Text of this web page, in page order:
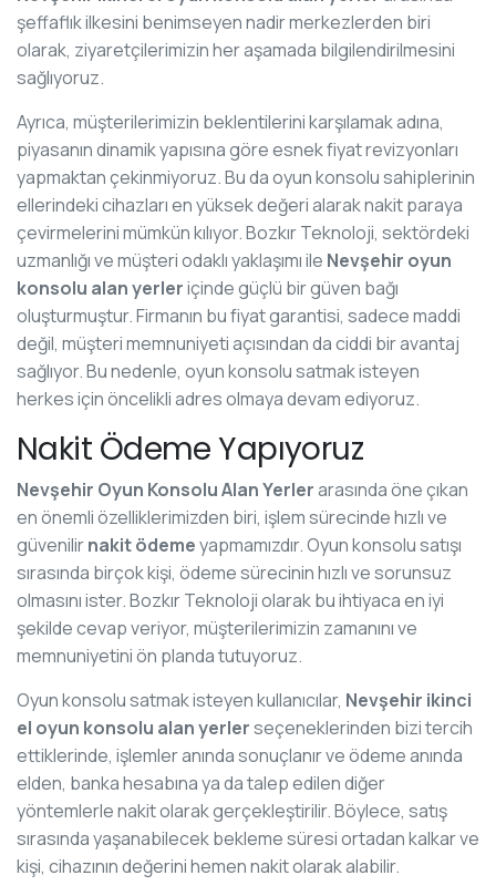
şeffaflık ilkesini benimseyen nadir merkezlerden biri
olarak, ziyaretçilerimizin her aşamada bilgilendirilmesini
sağlıyoruz.
Ayrıca, müşterilerimizin beklentilerini karşılamak adına,
piyasanın dinamik yapısına göre esnek fiyat revizyonları
yapmaktan çekinmiyoruz. Bu da oyun konsolu sahiplerinin
ellerindeki cihazları en yüksek değeri alarak nakit paraya
çevirmelerini mümkün kılıyor. Bozkır Teknoloji, sektördeki
uzmanlığı ve müşteri odaklı yaklaşımı ile Nevşehir oyun
konsolu alan yerleriçinde güçlü bir güven bağı
oluşturmuştur. Firmanın bu fiyat garantisi, sadece maddi
değil, müşteri memnuniyeti açısından da ciddi bir avantaj
sağlıyor. Bu nedenle, oyun konsolu satmak isteyen
herkes için öncelikli adres olmaya devam ediyoruz.
Nakit Ödeme Yapıyoruz
Nevşehir Oyun Konsolu Alan Yerlerarasında öne çıkan
en önemli özelliklerimizden biri, işlem sürecinde hızlı ve
güvenilirnakit ödemeyapmamızdır. Oyun konsolu satışı
sırasında birçok kişi, ödeme sürecinin hızlı ve sorunsuz
olmasını ister. Bozkır Teknoloji olarak bu ihtiyaca en iyi
şekilde cevap veriyor, müşterilerimizin zamanını ve
memnuniyetini ön planda tutuyoruz.
Oyun konsolu satmak isteyen kullanıcılar, Nevşehir ikinci
el oyun konsolu alan yerlerseçeneklerinden bizi tercih
ettiklerinde, işlemler anında sonuçlanır ve ödeme anında
elden, banka hesabına ya da talep edilen diğer
yöntemlerle nakit olarak gerçekleştirilir. Böylece, satış
sırasında yaşanabilecek bekleme süresi ortadan kalkar ve
kişi, cihazının değerini hemen nakit olarak alabilir.